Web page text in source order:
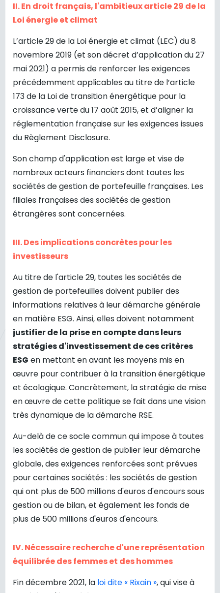
II. En droit français, l'ambitieux article 29 de la
Loi énergie et climat
L’article 29 de la Loi énergie et climat (LEC) du 8
novembre 2019 (et son décret d’application du 27
mai 2021) a permis de renforcer les exigences
précédemment applicables au titre de l’article
173 de la Loi de transition énergétique pour la
croissance verte du 17 août 2015, et d’aligner la
réglementation française sur les exigences issues
du Règlement Disclosure.
Son champ d'application est large et vise de
nombreux acteurs financiers dont toutes les
sociétés de gestion de portefeuille françaises. Les
filiales françaises des sociétés de gestion
étrangères sont concernées.
III. Des implications concrètes pour les
investisseurs
Au titre de l'article 29, toutes les sociétés de
gestion de portefeuilles doivent publier des
informations relatives à leur démarche générale
en matière ESG. Ainsi, elles doivent notamment
justifier de la prise en compte dans leurs
stratégies d'investissement de ces critères
ESG en mettant en avant les moyens mis en
œuvre pour contribuer à la transition énergétique
et écologique. Concrètement, la stratégie de mise
en œuvre de cette politique se fait dans une vision
très dynamique de la démarche RSE.
Au-delà de ce socle commun qui impose à toutes
les sociétés de gestion de publier leur démarche
globale, des exigences renforcées sont prévues
pour certaines sociétés : les sociétés de gestion
qui ont plus de 500 millions d'euros d'encours sous
gestion ou de bilan, et également les fonds de
plus de 500 millions d'euros d'encours.
IV. Nécessaire recherche d'une représentation
équilibrée des femmes et des hommes
Fin décembre 2021, la loi dite « Rixain », qui vise à